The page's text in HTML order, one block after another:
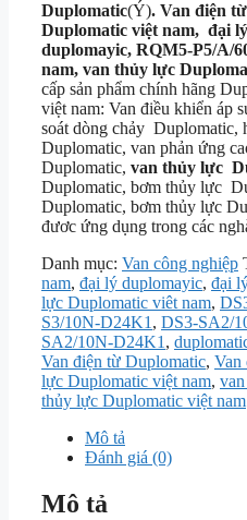
Duplomatic(Ý). Van điện
Duplomatic việt nam, đại
duplomayic, RQM5-P5/A/
nam, van thủy lực
cấp sản phẩm chính hãng
việt nam: Van điều khiển áp
soát dòng chảy Duplomatic,
Duplomatic, van phản ứng
Duplomatic, van thủy lực
Duplomatic, bơm thủy lực
Duplomatic, bơm thủy lực
đươc ứng dụng trong các
Danh mục: Van công nghiệp
nam, đại lý duplomayic, đại
lực Duplomatic viêt nam,
S3/10N-D24K1 , DS3-SA2/
SA2/10N-D24K1 ,
Van điện từ Duplomatic, Van
lực Duplomatic việt nam,
thủy lực Duplomatic việt nam
Mô tả
Đánh giá (0)
Mô tả